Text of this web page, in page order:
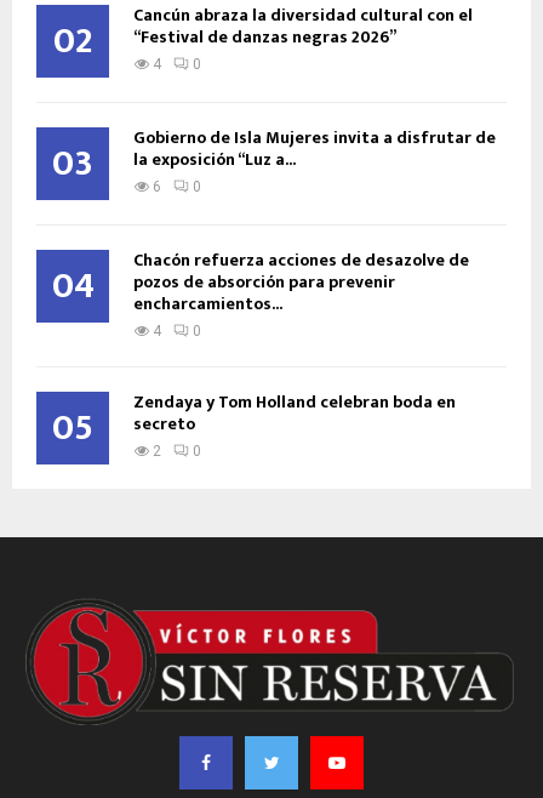
02 Cancún abraza la diversidad cultural con el
“Festival de danzas negras 2026”
4 0
03 Gobierno de Isla Mujeres invita a disfrutar de
la exposición “Luz a...
6 0
04 Chacón refuerza acciones de desazolve de
pozos de absorción para prevenir
encharcamientos...
4 0
05 Zendaya y Tom Holland celebran boda en
secreto
2 0